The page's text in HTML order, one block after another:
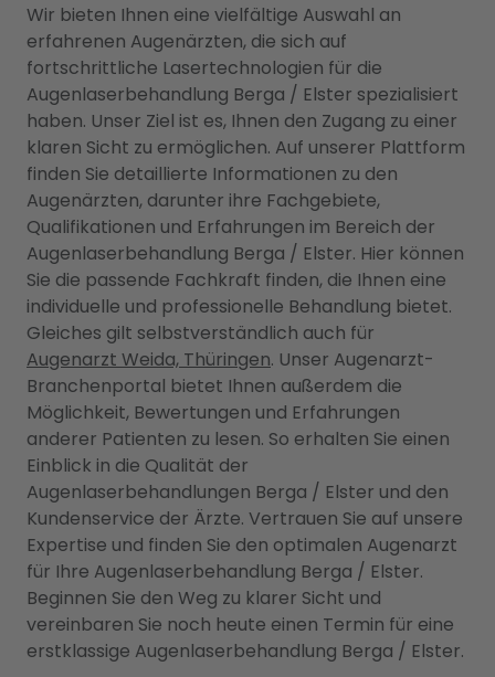
Wir bieten Ihnen eine vielfältige Auswahl an
erfahrenen Augenärzten, die sich auf
fortschrittliche Lasertechnologien für die
Augenlaserbehandlung Berga / Elster spezialisiert
haben. Unser Ziel ist es, Ihnen den Zugang zu einer
klaren Sicht zu ermöglichen. Auf unserer Plattform
finden Sie detaillierte Informationen zu den
Augenärzten, darunter ihre Fachgebiete,
Qualifikationen und Erfahrungen im Bereich der
Augenlaserbehandlung Berga / Elster. Hier können
Sie die passende Fachkraft finden, die Ihnen eine
individuelle und professionelle Behandlung bietet.
Gleiches gilt selbstverständlich auch für
Augenarzt Weida, Thüringen. Unser Augenarzt-
Branchenportal bietet Ihnen außerdem die
Möglichkeit, Bewertungen und Erfahrungen
anderer Patienten zu lesen. So erhalten Sie einen
Einblick in die Qualität der
Augenlaserbehandlungen Berga / Elster und den
Kundenservice der Ärzte. Vertrauen Sie auf unsere
Expertise und finden Sie den optimalen Augenarzt
für Ihre Augenlaserbehandlung Berga / Elster.
Beginnen Sie den Weg zu klarer Sicht und
vereinbaren Sie noch heute einen Termin für eine
erstklassige Augenlaserbehandlung Berga / Elster.